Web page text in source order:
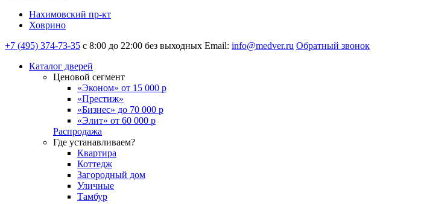
Нахимовский пр-кт
Ховрино
+7 (495) 374-73-35 с 8:00 до 22:00 без выходных Email: info@medver.ru Обратный звонок
Каталог дверей
Ценовой сегмент
«Эконом» от 15 000 р
«Престиж»
«Бизнес» до 70 000 р
«Элит» от 60 000 р
Распродажа
Где устанавливаем?
Квартира
Коттедж
Загородный дом
Уличные
Тамбур